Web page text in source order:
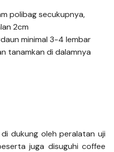
polibag secukupnya,
2cm
minimal 3-4 lembar
tanamkan di dalamnya
dukung oleh peralatan uji
juga disuguhi coffee